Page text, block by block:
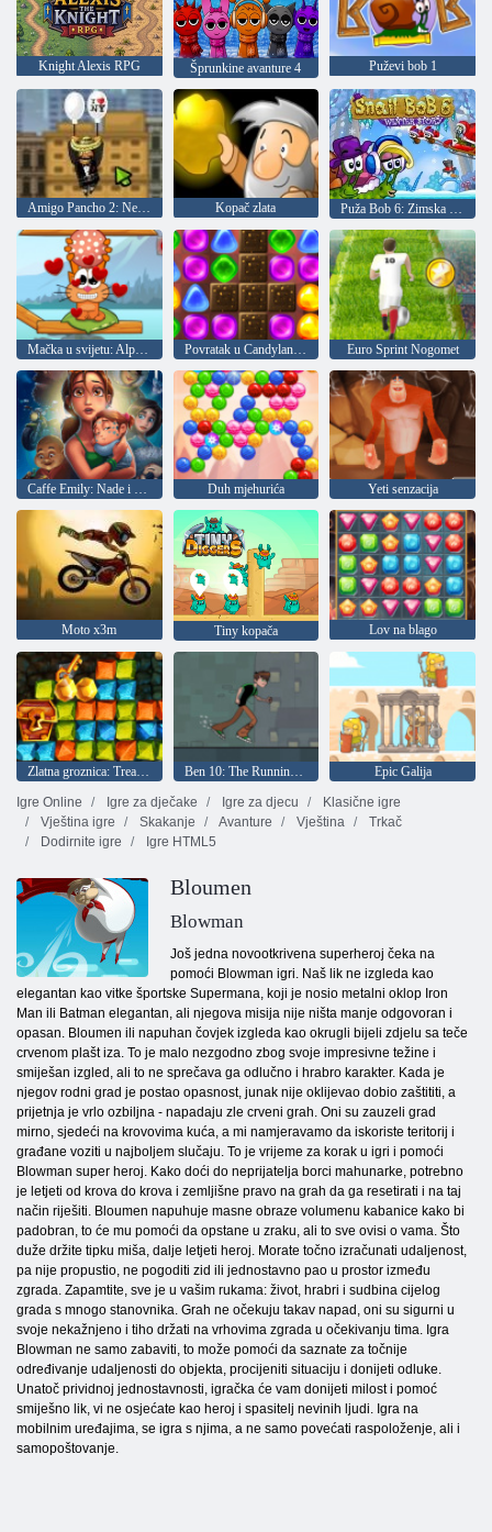
Knight Alexis RPG Šprunkine avanture 4 Puževi bob 1
Amigo Pancho 2: New York Party Kopač zlata Puža Bob 6: Zimska priča
Mačka u svijetu: Alpine jezero Povratak u Candyland 2 Euro Sprint Nogomet
Caffe Emily: Nade i strahovi Duh mjehurića Yeti senzacija
Moto x3m Tiny kopača Lov na blago
Ben 10: The Running Man
Epic Galija
Igre Online
Igre za dječake Igre za djecu
Klasične igre
Vještina igre
Skakanje Avanture Vještina
Trkač
Dodirnite igre
Igre HTML5
Bloumen
Blowman
Još jedna novootkrivena superheroj čeka na
pomoći Blowman igri. Naš lik ne izgleda kao
elegantan kao vitke športske Supermana, koji je nosio metalni oklop Iron
Man ili Batman elegantan, ali njegova misija nije ništa manje odgovoran i
opasan. Bloumen ili napuhan čovjek izgleda kao okrugli bijeli zdjelu sa teče
crvenom plašt iza. To je malo nezgodno zbog svoje impresivne težine i
smiješan izgled, ali to ne sprečava ga odlučno i hrabro karakter. Kada je
njegov rodni grad je postao opasnost, junak nije oklijevao dobio zaštititi, a
prijetnja je vrlo ozbiljna - napadaju zle crveni grah. Oni su zauzeli grad
mirno, sjedeći na krovovima kuća, a mi namjeravamo da iskoriste teritorij i
građane voziti u najboljem slučaju. To je vrijeme za korak u igri i pomoći
Blowman super heroj. Kako doći do neprijatelja borci mahunarke, potrebno
je letjeti od krova do krova i zemljišne pravo na grah da ga resetirati i na taj
način riješiti. Bloumen napuhuje masne obraze volumenu kabanice kako bi
padobran, to će mu pomoći da opstane u zraku, ali to sve ovisi o vama. Što
duže držite tipku miša, dalje letjeti heroj. Morate točno izračunati udaljenost,
pa nije propustio, ne pogoditi zid ili jednostavno pao u prostor između
zgrada. Zapamtite, sve je u vašim rukama: život, hrabri i sudbina cijelog
grada s mnogo stanovnika. Grah ne očekuju takav napad, oni su sigurni u
svoje nekažnjeno i tiho držati na vrhovima zgrada u očekivanju tima. Igra
Blowman ne samo zabaviti, to može pomoći da saznate za točnije
određivanje udaljenosti do objekta, procijeniti situaciju i donijeti odluke.
Unatoč prividnoj jednostavnosti, igračka će vam donijeti milost i pomoć
smiješno lik, vi ne osjećate kao heroj i spasitelj nevinih ljudi. Igra na
mobilnim uređajima, se igra s njima, a ne samo povećati raspoloženje, ali i
samopoštovanje.